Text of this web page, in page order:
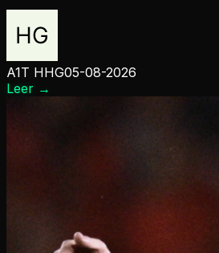
A1T HHG05-08-2026
Leer →